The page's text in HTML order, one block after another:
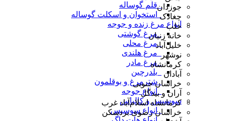
_قلم گوساله
_استخوان و اسکلت گوساله
انواع مرغ زنده و جوجه
_مرغ گوشتی
_مرغ محلی
_مرغ هلندی
_مرغ مادر
_بلدرچین
_شترمرغ و بوقلمون
_انواع جوجه
سوسیس و کالباس
_انواع سوسیس
جوزدان
چغادک
حلب
خانه زنیان
خلیل‌آباد
نوشهر
کرمانشاه
آبادان
خراسان جنوبی
آران و بیدگل
کرمانشاه اسلام‌آباد غرب
خراسان رضوی بردسکن